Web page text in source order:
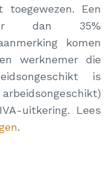
Een
dan 35%
komen
werknemer die
is
uitkering. Lees
.